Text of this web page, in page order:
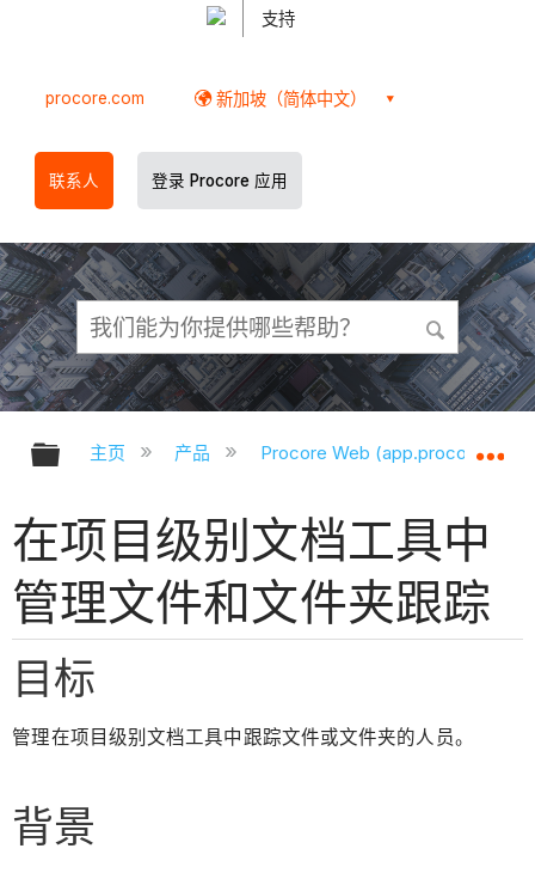
支持
procore.com 新加坡（简体中文）
联系人 登录 Procore 应用
扩展/隐缩全局层次
主页 产品 Procore Web
在项目级别文档工具中
管理文件和文件夹跟踪
目标
管理在项目级别文档工具中跟踪文件或文件夹的人员。
背景